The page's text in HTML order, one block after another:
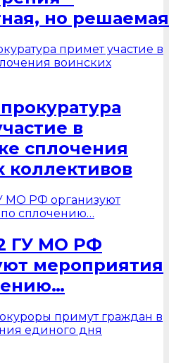
но
в
сплочения
коллективов
ГУ МО РФ
мероприятия